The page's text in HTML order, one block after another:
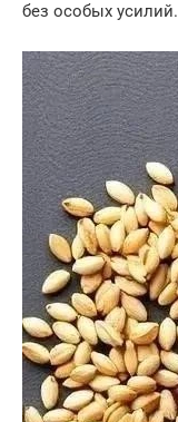
без особых усилий.